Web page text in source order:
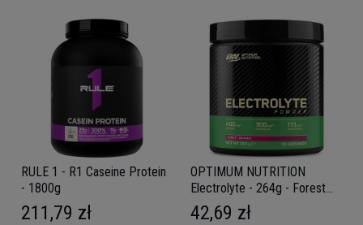
RULE 1 - R1 Caseine Protein
- 1800g
211,79 zł
OPTIMUM NUTRITION
Electrolyte - 264g - Forest
Berries
42,69 zł